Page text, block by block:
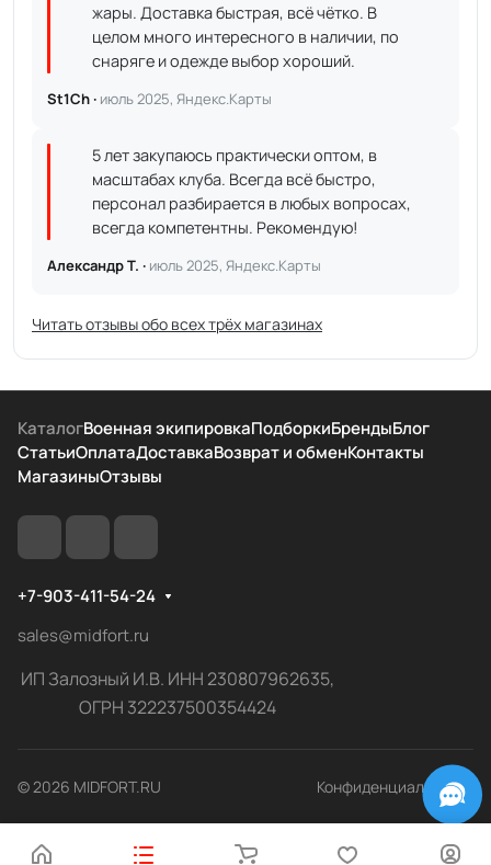
жары. Доставка быстрая, всё чётко. В
целом много интересного в наличии, по
снаряге и одежде выбор хороший.
St1Ch · июль 2025, Яндекс.Карты
5 лет закупаюсь практически оптом, в
масштабах клуба. Всегда всё быстро,
персонал разбирается в любых вопросах,
всегда компетентны. Рекомендую!
Александр Т. · июль 2025, Яндекс.Карты
Читать отзывы обо всех трёх магазинах
КаталогВоенная экипировкаПодборкиБрендыБлог
СтатьиОплатаДоставкаВозврат и обменКонтакты
МагазиныОтзывы
+7-903-411-54-24
sales@midfort.ru
ИП Залозный И.В. ИНН 230807962635,
ОГРН 322237500354424
© 2026 MIDFORT.RU Конфиденциальность